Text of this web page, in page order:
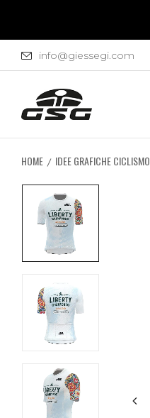
info@giessegi.com
HOME IDEE GRAFICHE CICLISMO